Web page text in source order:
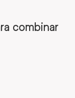
combinar